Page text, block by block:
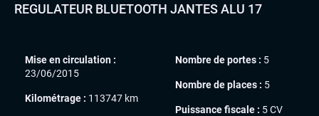
REGULATEUR BLUETOOTH JANTES ALU 17
Mise en circulation :
23/06/2015
Kilométrage : 113747 km
Nombre de portes : 5
Nombre de places : 5
Puissance fiscale : 5 CV